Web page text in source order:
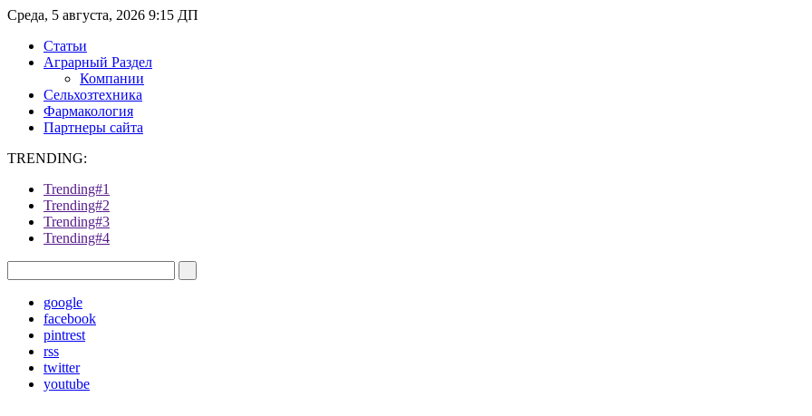
Среда, 5 августа, 2026 9:15 ДП
Статьи
Аграрный Раздел
Компании
Сельхозтехника
Фармакология
Партнеры сайта
TRENDING:
Trending#1
Trending#2
Trending#3
Trending#4
google
facebook
pintrest
rss
twitter
youtube